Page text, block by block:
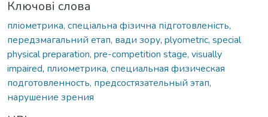
Ключові слова
пліометрика, спеціальна фізична підготовленість,
передзмагальний етап, вади зору, plyometric, special
physical preparation, pre-competition stage, visually
impaired, плиометрика, специальная физическая
подготовленность, предсостязательный этап,
нарушение зрения